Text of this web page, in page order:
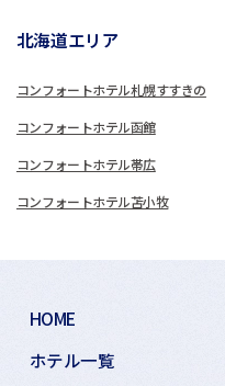
北海道エリア
コンフォートホテル札幌すすきの
コンフォートホテル函館
コンフォートホテル帯広
コンフォートホテル苫小牧
HOME
ホテル一覧